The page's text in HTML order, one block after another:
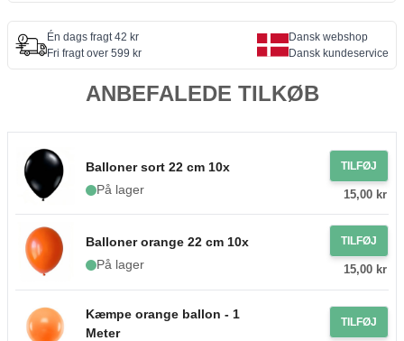
Én dags fragt 42 kr
Fri fragt over 599 kr
Dansk webshop
Dansk kundeservice
ANBEFALEDE TILKØB
Balloner sort 22 cm 10x
På lager
TILFØJ
15,00 kr
Balloner orange 22 cm 10x
På lager
TILFØJ
15,00 kr
Kæmpe orange ballon - 1
Meter
TILFØJ